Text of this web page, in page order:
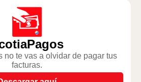
no te vas a olvidar de pagar tus
facturas.